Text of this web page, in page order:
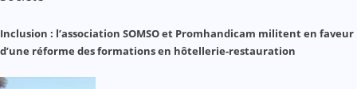
Inclusion : l’association SOMSO et Promhandicam militent en faveur
d’une réforme des formations en hôtellerie-restauration